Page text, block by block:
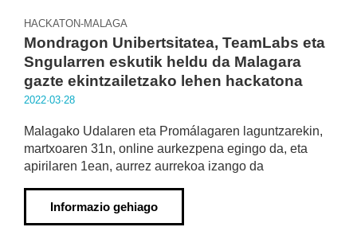
HACKATON-MALAGA
Mondragon Unibertsitatea, TeamLabs eta
Sngularren eskutik heldu da Malagara
gazte ekintzailetzako lehen hackatona
2022·03·28
Malagako Udalaren eta Promálagaren laguntzarekin,
martxoaren 31n, online aurkezpena egingo da, eta
apirilaren 1ean, aurrez aurrekoa izango da
Informazio gehiago